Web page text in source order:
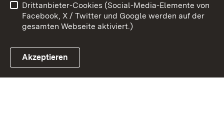
Link zum Landesportal
Impressum
Cookies
Drittanbieter-Cookies (Social-Media-Elemente von
Facebook, X / Twitter und Google werden auf der
gesamten Webseite aktiviert.)
Akzeptieren